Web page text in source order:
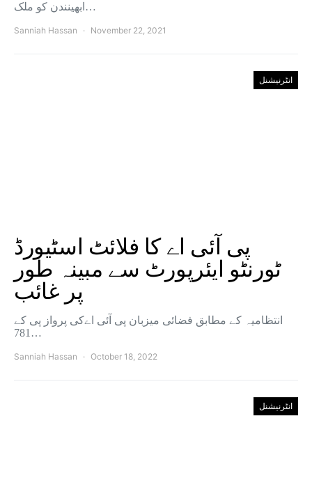
ابھینندن کو ملک…
Sanniah Hassan November 22, 2021
انٹرنیشنل
پی آئی اے کا فلائٹ اسٹیورڈ
ٹورنٹو ایئرپورٹ سے مبینہ طور
پر غائب
انتظامیہ کے مطابق فضائی میزبان پی آئی اےکی پرواز پی کے
781…
Sanniah Hassan October 18, 2022
انٹرنیشنل